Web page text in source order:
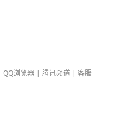
QQ浏览器 | 腾讯频道 | 客服